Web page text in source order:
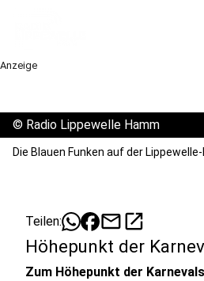
Anzeige
© Radio Lippewelle Hamm
Die Blauen Funken auf der
Teilen: mailopen_in_new
Höhepunkt der
Zum Höhepunkt der